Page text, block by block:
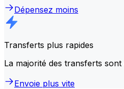
Dépensez moins
Transferts plus rapides
La majorité des transferts sont
Envoie plus vite